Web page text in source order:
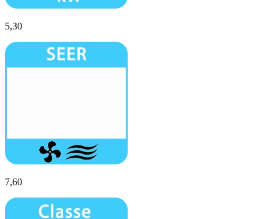
5,30
7,60